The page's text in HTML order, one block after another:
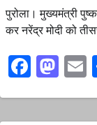
पुरोला। मुख्यमंत्री
कर नरेंद्र मोदी को